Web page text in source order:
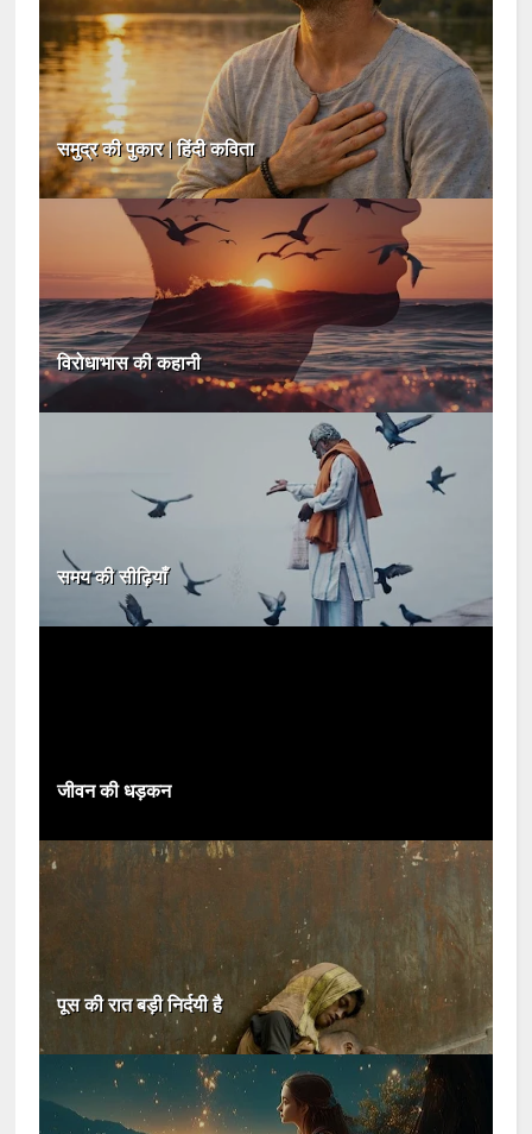
समुद्र की पुकार | हिंदी कविता
विरोधाभास की कहानी
समय की सीढ़ियाँ
जीवन की धड़कन
पूस की रात बड़ी निर्दयी है